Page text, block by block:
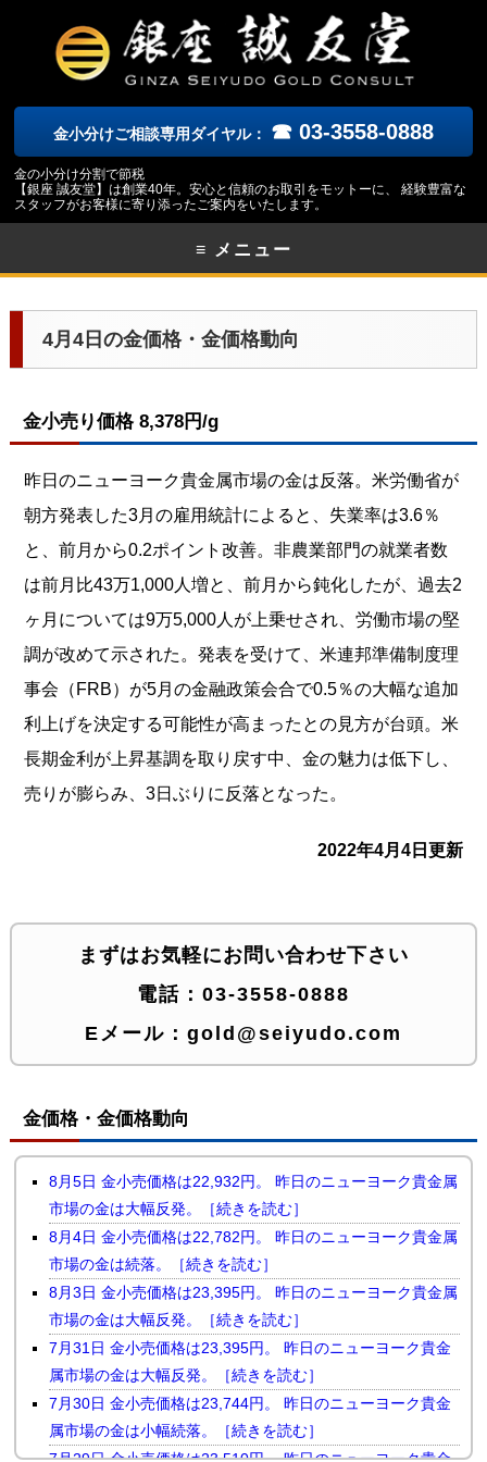
金小分けご相談専用ダイヤル： ☎ 03-3558-0888
金の小分け分割で節税
【銀座 誠友堂】は創業40年。安心と信頼のお取引をモットーに、 経験豊富な
スタッフがお客様に寄り添ったご案内をいたします。
≡ メニュー
4月4日の金価格・金価格動向
金小売り価格 8,378円/g
昨日のニューヨーク貴金属市場の金は反落。米労働省が
朝方発表した3月の雇用統計によると、失業率は3.6％
と、前月から0.2ポイント改善。非農業部門の就業者数
は前月比43万1,000人増と、前月から鈍化したが、過去2
ヶ月については9万5,000人が上乗せされ、労働市場の堅
調が改めて示された。発表を受けて、米連邦準備制度理
事会（FRB）が5月の金融政策会合で0.5％の大幅な追加
利上げを決定する可能性が高まったとの見方が台頭。米
長期金利が上昇基調を取り戻す中、金の魅力は低下し、
売りが膨らみ、3日ぶりに反落となった。
2022年4月4日更新
まずはお気軽にお問い合わせ下さい
電話： 03-3558-0888
Eメール： gold@seiyudo.com
金価格・金価格動向
8月5日 金小売価格は22,932円。 昨日のニューヨーク貴金属
市場の金は大幅反発。［続きを読む］
8月4日 金小売価格は22,782円。 昨日のニューヨーク貴金属
市場の金は続落。［続きを読む］
8月3日 金小売価格は23,395円。 昨日のニューヨーク貴金属
市場の金は大幅反発。［続きを読む］
7月31日 金小売価格は23,395円。 昨日のニューヨーク貴金
属市場の金は大幅反発。［続きを読む］
7月30日 金小売価格は23,744円。 昨日のニューヨーク貴金
属市場の金は小幅続落。［続きを読む］
7月29日 金小売価格は23,510円。 昨日のニューヨーク貴金